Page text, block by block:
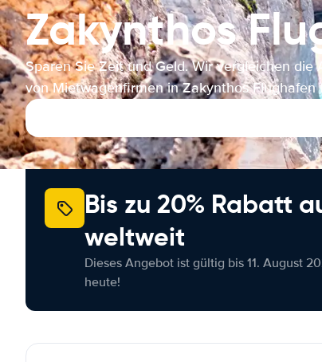
Zakynthos
Sparen Sie Zeit und Geld. Wir vergleichen die
von Mietwagenfirmen in Zakynthos Flughafen
Bis zu 20% Rabatt
weltweit
Dieses Angebot ist gültig bis 11. August
heute!